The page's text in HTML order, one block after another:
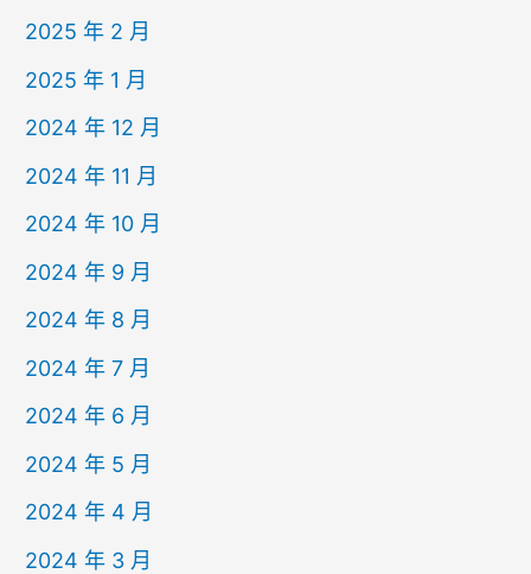
2025 年 2 月
2025 年 1 月
2024 年 12 月
2024 年 11 月
2024 年 10 月
2024 年 9 月
2024 年 8 月
2024 年 7 月
2024 年 6 月
2024 年 5 月
2024 年 4 月
2024 年 3 月